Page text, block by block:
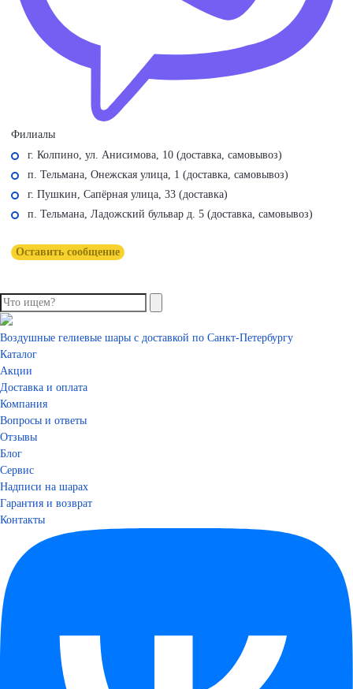
Филиалы
г. Колпино, ул. Анисимова, 10 (доставка, самовывоз)
п. Тельмана, Онежская улица, 1 (доставка, самовывоз)
г. Пушкин, Сапёрная улица, 33 (доставка)
п. Тельмана, Ладожский бульвар д. 5 (доставка, самовывоз)
Оставить сообщение
Воздушные гелиевые шары с доставкой по Санкт-Петербургу
Каталог
Акции
Доставка и оплата
Компания
Вопросы и ответы
Отзывы
Блог
Сервис
Надписи на шарах
Гарантия и возврат
Контакты